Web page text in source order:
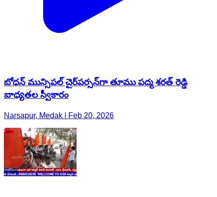
బోధన్ మున్సిపల్ చైర్‌పర్సన్‌గా తూము పద్మ శరత్ రెడ్డి
బాధ్యతల స్వీకారం
Narsapur, Medak | Feb 20, 2026